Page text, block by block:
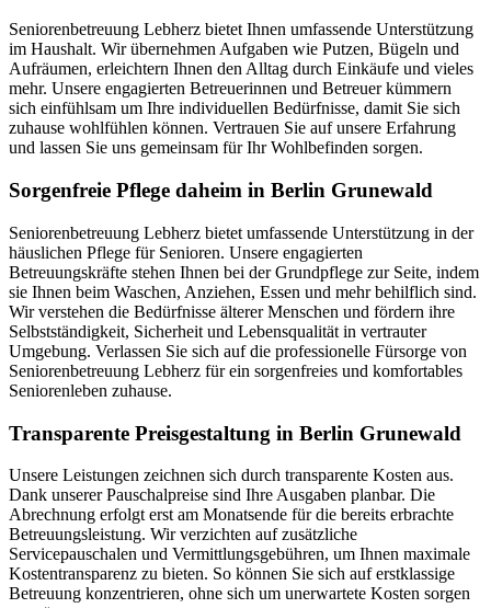
Seniorenbetreuung Lebherz bietet Ihnen umfassende Unterstützung
im Haushalt. Wir übernehmen Aufgaben wie Putzen, Bügeln und
Aufräumen, erleichtern Ihnen den Alltag durch Einkäufe und vieles
mehr. Unsere engagierten Betreuerinnen und Betreuer kümmern
sich einfühlsam um Ihre individuellen Bedürfnisse, damit Sie sich
zuhause wohlfühlen können. Vertrauen Sie auf unsere Erfahrung
und lassen Sie uns gemeinsam für Ihr Wohlbefinden sorgen.
Sorgenfreie Pflege daheim in Berlin Grunewald
Seniorenbetreuung Lebherz bietet umfassende Unterstützung in der
häuslichen Pflege für Senioren. Unsere engagierten
Betreuungskräfte stehen Ihnen bei der Grundpflege zur Seite, indem
sie Ihnen beim Waschen, Anziehen, Essen und mehr behilflich sind.
Wir verstehen die Bedürfnisse älterer Menschen und fördern ihre
Selbstständigkeit, Sicherheit und Lebensqualität in vertrauter
Umgebung. Verlassen Sie sich auf die professionelle Fürsorge von
Seniorenbetreuung Lebherz für ein sorgenfreies und komfortables
Seniorenleben zuhause.
Transparente Preisgestaltung in Berlin Grunewald
Unsere Leistungen zeichnen sich durch transparente Kosten aus.
Dank unserer Pauschalpreise sind Ihre Ausgaben planbar. Die
Abrechnung erfolgt erst am Monatsende für die bereits erbrachte
Betreuungsleistung. Wir verzichten auf zusätzliche
Servicepauschalen und Vermittlungsgebühren, um Ihnen maximale
Kostentransparenz zu bieten. So können Sie sich auf erstklassige
Betreuung konzentrieren, ohne sich um unerwartete Kosten sorgen